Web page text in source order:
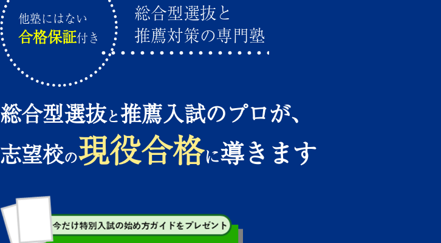
他塾にはない
合格保証付き
総合型選抜と
推薦対策の専門塾
総合型選抜と推薦入試のプロが、
志望校の現役合格に導きます